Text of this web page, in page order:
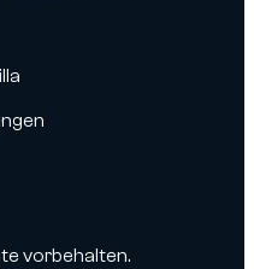
vorbehalten.